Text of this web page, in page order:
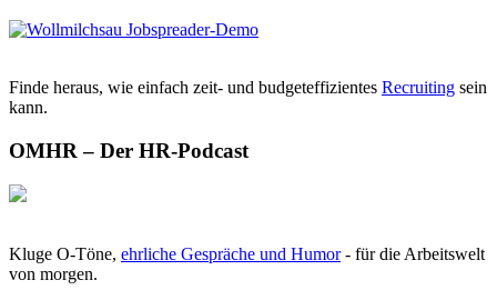
Finde heraus, wie einfach zeit- und budgeteffizientes Recruiting sein
kann.
OMHR – Der HR-Podcast
Kluge O-Töne, ehrliche Gespräche und Humor- für die Arbeitswelt
von morgen.